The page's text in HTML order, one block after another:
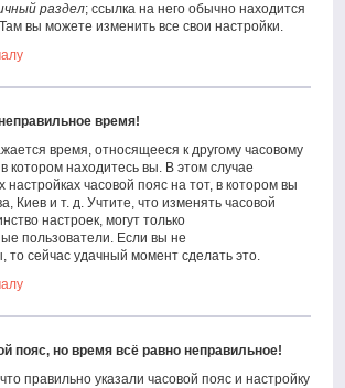
раздел; ссылка на него обычно находится
вы можете изменить все свои настройки.
время!
время, относящееся к другому часовому
котором находитесь вы. В этом случае
настройках часовой пояс на тот, в котором вы
Киев и т. д. Учтите, что изменять часовой
настроек, могут только
пользователи. Если вы не
то сейчас удачный момент сделать это.
пояс, но время всё равно неправильное!
правильно указали часовой пояс и настройку